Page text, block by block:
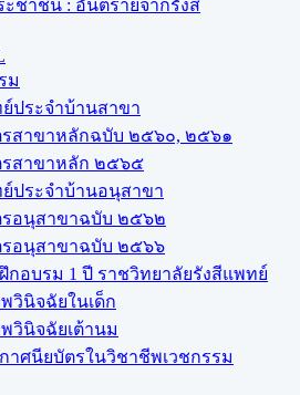
ะชาชน : อันตรายจากรังสี
ม
ประจำบ้านสาขา
สาขาหลักฉบับ ๒๕๖๐, ๒๕๖๑
สาขาหลัก ๒๕๖๕
ประจำบ้านอนุสาขา
อนุสาขาฉบับ ๒๕๖๒
อนุสาขาฉบับ ๒๕๖๖
กอบรม 1 ปี ราชวิทยาลัยรังสีแพทย์
วินิจฉัยในเด็ก
วินิจฉัยเต้านม
าศนียบัตรในวิชาชีพเวชกรรม